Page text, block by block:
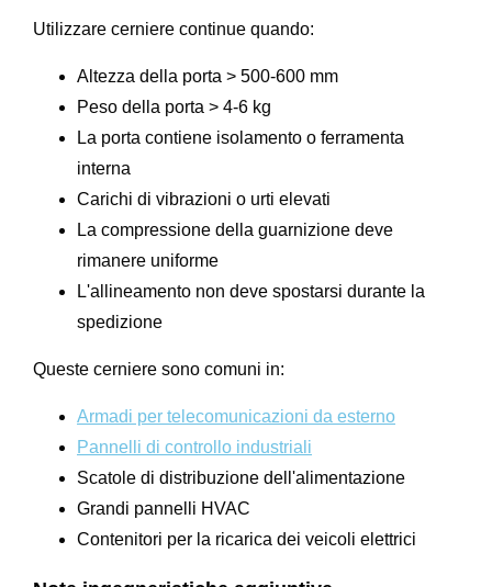
Utilizzare cerniere continue quando:
Altezza della porta > 500-600 mm
Peso della porta > 4-6 kg
La porta contiene isolamento o ferramenta
interna
Carichi di vibrazioni o urti elevati
La compressione della guarnizione deve
rimanere uniforme
L'allineamento non deve spostarsi durante la
spedizione
Queste cerniere sono comuni in:
Armadi per telecomunicazioni da esterno
Pannelli di controllo industriali
Scatole di distribuzione dell'alimentazione
Grandi pannelli HVAC
Contenitori per la ricarica dei veicoli elettrici